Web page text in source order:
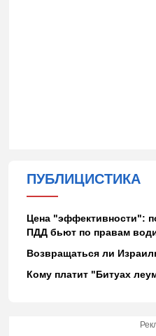
ПУБЛИЦИСТИКА
Цена "эффективности":
ПДД бьют по правам
Возвращаться ли
Кому платит "Битуах